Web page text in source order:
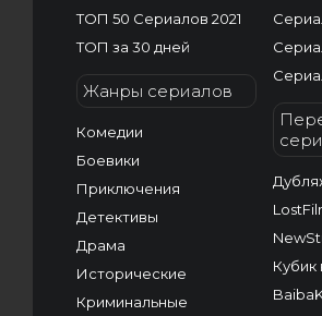
ТОП 50 Сериалов 2021
ТОП за 30 дней
Жанры сериалов
Комедии
Боевики
Приключения
Детективы
Драма
Исторические
Криминальные
Кубик